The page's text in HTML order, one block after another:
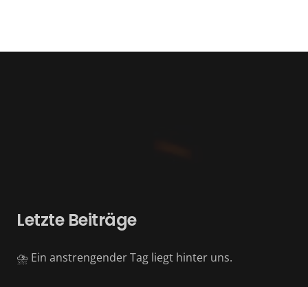
Letzte Beiträge
⛈️ Ein anstrengender Tag liegt hinter uns.